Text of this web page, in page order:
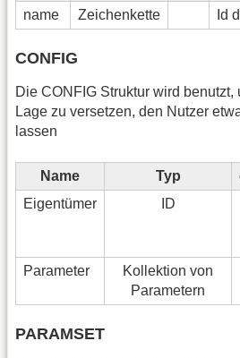
name Zeichenkette Id
CONFIG
Die CONFIG Struktur wird benutzt,
Lage zu versetzen, den Nutzer
lassen
Name Typ
Eigentümer
ID
Parameter
Kollektion von
Parametern
PARAMSET